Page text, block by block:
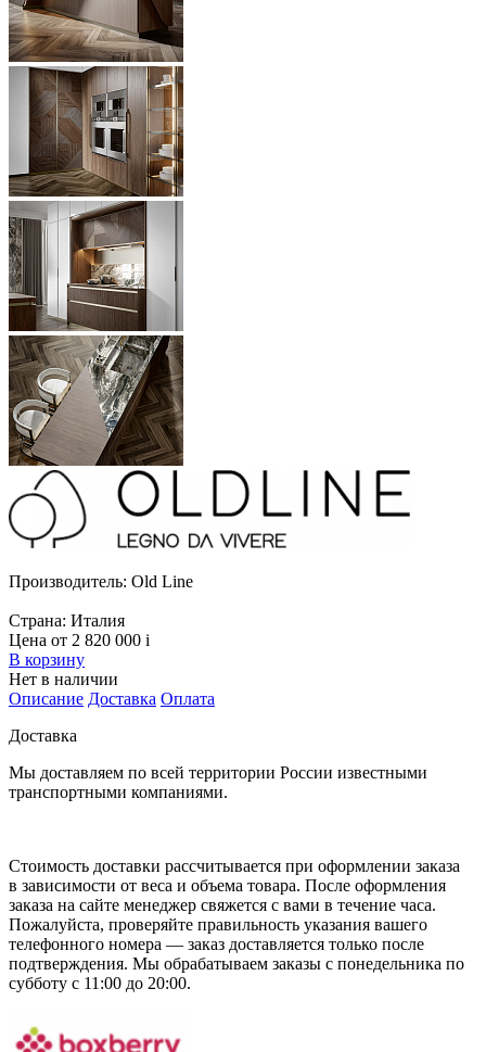
Производитель: Old Line
Страна: Италия
Цена от 2 820 000 i
В корзину
Нет в наличии
Описание Доставка Оплата
Доставка
Мы доставляем по всей территории России известными
транспортными компаниями.
Стоимость доставки рассчитывается при оформлении заказа
в зависимости от веса и объема товара. После оформления
заказа на сайте менеджер свяжется с вами в течение часа.
Пожалуйста, проверяйте правильность указания вашего
телефонного номера — заказ доставляется только после
подтверждения. Мы обрабатываем заказы с понедельника по
субботу с 11:00 до 20:00.